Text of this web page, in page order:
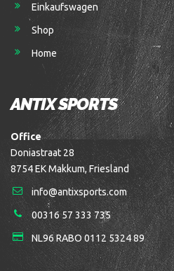
Einkaufswagen
Shop
Home
ANTIX SPORTS
Office
Doniastraat 28
8754 EK Makkum, Friesland
info@antixsports.com
00316 57 333 735
NL96 RABO 0112 5324 89